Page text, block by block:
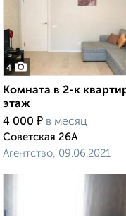
4
Комната в 2-к
этаж
4 000 ₽ в месяц
Советская 26А
Агентство, 09.06.2021